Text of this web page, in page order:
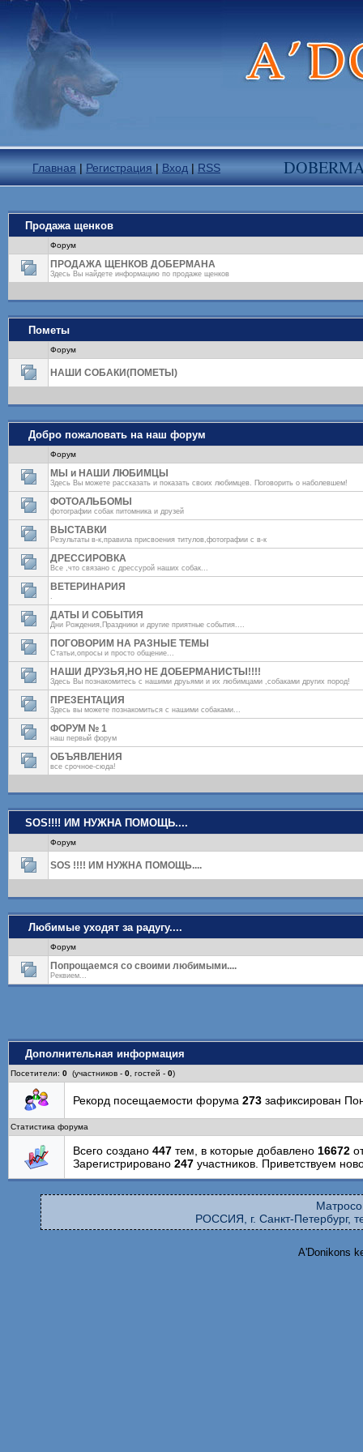
Главная | Регистрация | Вход | RSS
Продажа щенков
Форум
ПРОДАЖА ЩЕНКОВ ДОБЕРМАНА
Здесь Вы найдете информацию по продаже щенков
Пометы
Форум
НАШИ СОБАКИ(ПОМЕТЫ)
Добро пожаловать на наш форум
Форум
МЫ и НАШИ ЛЮБИМЦЫ
Здесь Вы можете рассказать и показать своих любимцев. Поговорить о наболевшем!
ФОТОАЛЬБОМЫ
фотографии собак питомника и друзей
ВЫСТАВКИ
Результаты в-к,правила присвоения титулов,фотографии с в-к
ДРЕССИРОВКА
Все ,что связано с дрессурой наших собак...
ВЕТЕРИНАРИЯ
.
ДАТЫ И СОБЫТИЯ
Дни Рождения,Праздники и другие приятные события....
ПОГОВОРИМ НА РАЗНЫЕ ТЕМЫ
Статьи,опросы и просто общение...
НАШИ ДРУЗЬЯ,НО НЕ ДОБЕРМАНИСТЫ!!!!
Здесь Вы познакомитесь с нашими друьями и их любимцами ,собаками других пород!
ПРЕЗЕНТАЦИЯ
Здесь вы можете познакомиться с нашими собаками...
ФОРУМ № 1
наш первый форум
ОБЪЯВЛЕНИЯ
все срочное-сюда!
SOS!!!! ИМ НУЖНА ПОМОЩЬ....
Форум
SOS !!!! ИМ НУЖНА ПОМОЩЬ....
Любимые уходят за радугу....
Форум
Попрощаемся со своими любимыми....
Реквием...
Дополнительная информация
Посетители: 0 (участников - 0 , гостей - 0)
Рекорд посещаемости форума 273 зафиксирован
Статистика форума
Всего создано 447 тем, в которые добавлено 16672
Зарегистрировано 247 участников. Приветствуем
РОССИЯ, г. Санкт-Петербург,
A'Donikons